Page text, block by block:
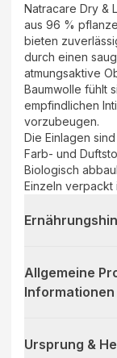
Natracare Dry &
aus 96 %
bieten
durch einen
atmungsaktive
Baumwolle fühlt
empfindlichen
vorzubeugen.
Die Einlagen
Farb- und
Biologisch
Einzeln verpackt
Allgemeine
Informationen
Ursprung &